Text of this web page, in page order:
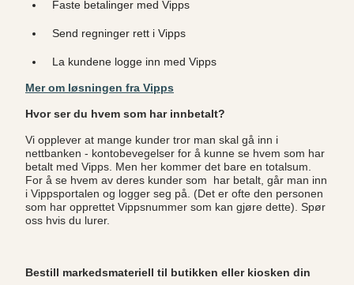
Faste betalinger med Vipps
Send regninger rett i Vipps
La kundene logge inn med Vipps
Mer om løsningen fra Vipps
Hvor ser du hvem som har innbetalt?
Vi opplever at mange kunder tror man skal gå inn i
nettbanken - kontobevegelser for å kunne se hvem som har
betalt med Vipps. Men her kommer det bare en totalsum.
For å se hvem av deres kunder som har betalt, går man inn
i Vippsportalen og logger seg på. (Det er ofte den personen
som har opprettet Vippsnummer som kan gjøre dette). Spør
oss hvis du lurer.
Bestill markedsmateriell til butikken eller kiosken din